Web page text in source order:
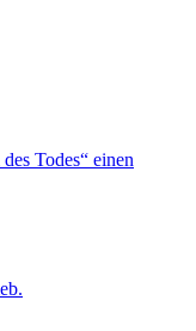
Todes“ einen